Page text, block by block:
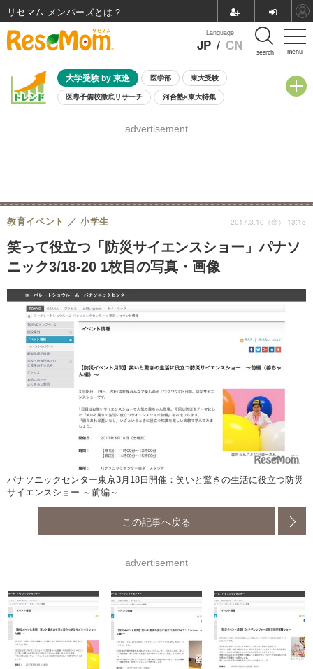
menu
Language
JP / CN search
大学受験 by 東進 医学部 東大受験
医専予備校徹底リサーチ 河合塾×東大特集
8月開催学校説明会・相談会
advertisement
笑って役立つ「防災サイエンスショー」パナソ
ニック3/18-20 1枚目の写真・画像
教育イベント 小学生 2017.3.10（金） 13:15
パナソニックセンター東京3月18日開催：笑いと驚きの生活に役立つ防災
サイエンスショー ～前編～
この記事へ戻る
advertisement
リセマム メンバーズ